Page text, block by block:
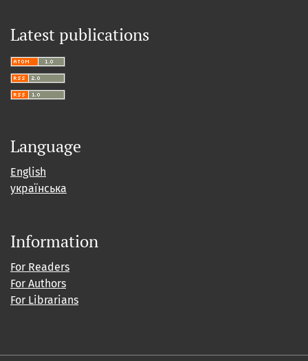
Latest publications
Language
English
українська
Information
For Readers
For Authors
For Librarians